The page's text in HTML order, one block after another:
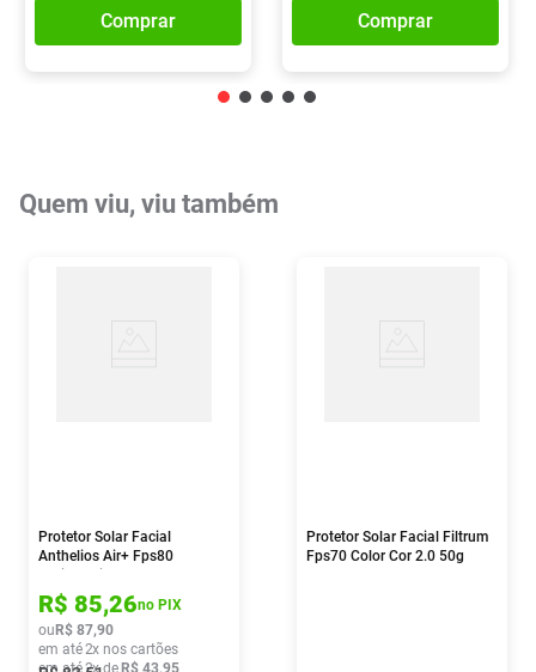
Comprar Comprar
Quem viu, viu também
Protetor Solar Facial
Anthelios Air+ Fps80
R$ 85,26no PIX
ou R$ 87,90
em até2x nos cartões
Protetor Solar Facial Filtrum
Fps70 Color Cor 2.0 50g